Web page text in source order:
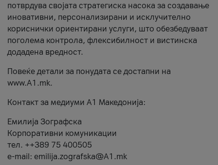
потврдува својата стратегиска насока за создавање
иновативни, персонализирани и исклучително
кориснички ориентирани услуги, што обезбедуваат
поголема контрола, флексибилност и вистинска
додадена вредност.
Повеќе детали за понудата се достапни на
www.А1.mk.
Контакт за медиуми А1 Македонија:
Емилија Зографска
Корпоративни комуникации
тел. ++389 75 400505
e-mail: emilija.zografska@A1.mk